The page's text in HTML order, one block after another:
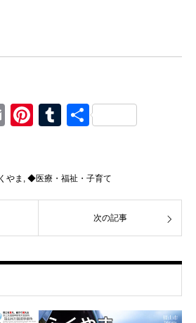
EmailPinterest
Tumblr
共
やま , ◆医療・福祉・子育て
次の記事